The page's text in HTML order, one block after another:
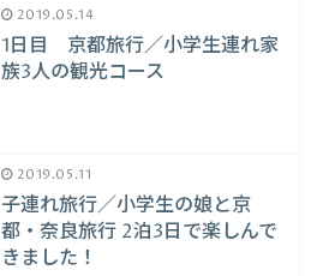
2019.05.14
1日目 京都旅行／小学生連れ家
族3人の観光コース
2019.05.11
子連れ旅行／小学生の娘と京
都・奈良旅行 2泊3日で楽しんで
きました！